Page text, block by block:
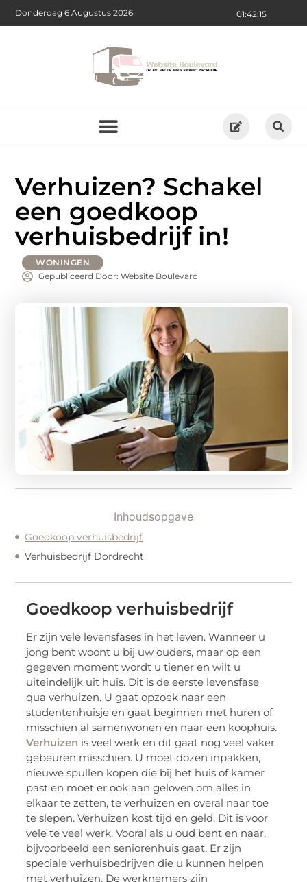
01:42:16
Donderdag 6 Augustus 2026
Verhuizen? Schakel
een goedkoop
verhuisbedrijf in!
WONINGEN
Gepubliceerd Door: Website Boulevard
Inhoudsopgave
Goedkoop verhuisbedrijf
Verhuisbedrijf Dordrecht
Goedkoop verhuisbedrijf
Er zijn vele levensfases in het leven. Wanneer u
jong bent woont u bij uw ouders, maar op een
gegeven moment wordt u tiener en wilt u
uiteindelijk uit huis. Dit is de eerste levensfase
qua verhuizen. U gaat opzoek naar een
studentenhuisje en gaat beginnen met huren of
misschien al samenwonen en naar een koophuis.
Verhuizen is veel werk en dit gaat nog veel vaker
gebeuren misschien. U moet dozen inpakken,
nieuwe spullen kopen die bij het huis of kamer
past en moet er ook aan geloven om alles in
elkaar te zetten, te verhuizen en overal naar toe
te slepen. Verhuizen kost tijd en geld. Dit is voor
vele te veel werk. Vooral als u oud bent en naar,
bijvoorbeeld een seniorenhuis gaat. Er zijn
speciale verhuisbedrijven die u kunnen helpen
met verhuizen. De werknemers zijn